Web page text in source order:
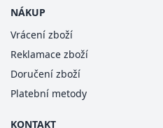
NÁKUP
Vrácení zboží
Reklamace zboží
Doručení zboží
Platební metody
KONTAKT